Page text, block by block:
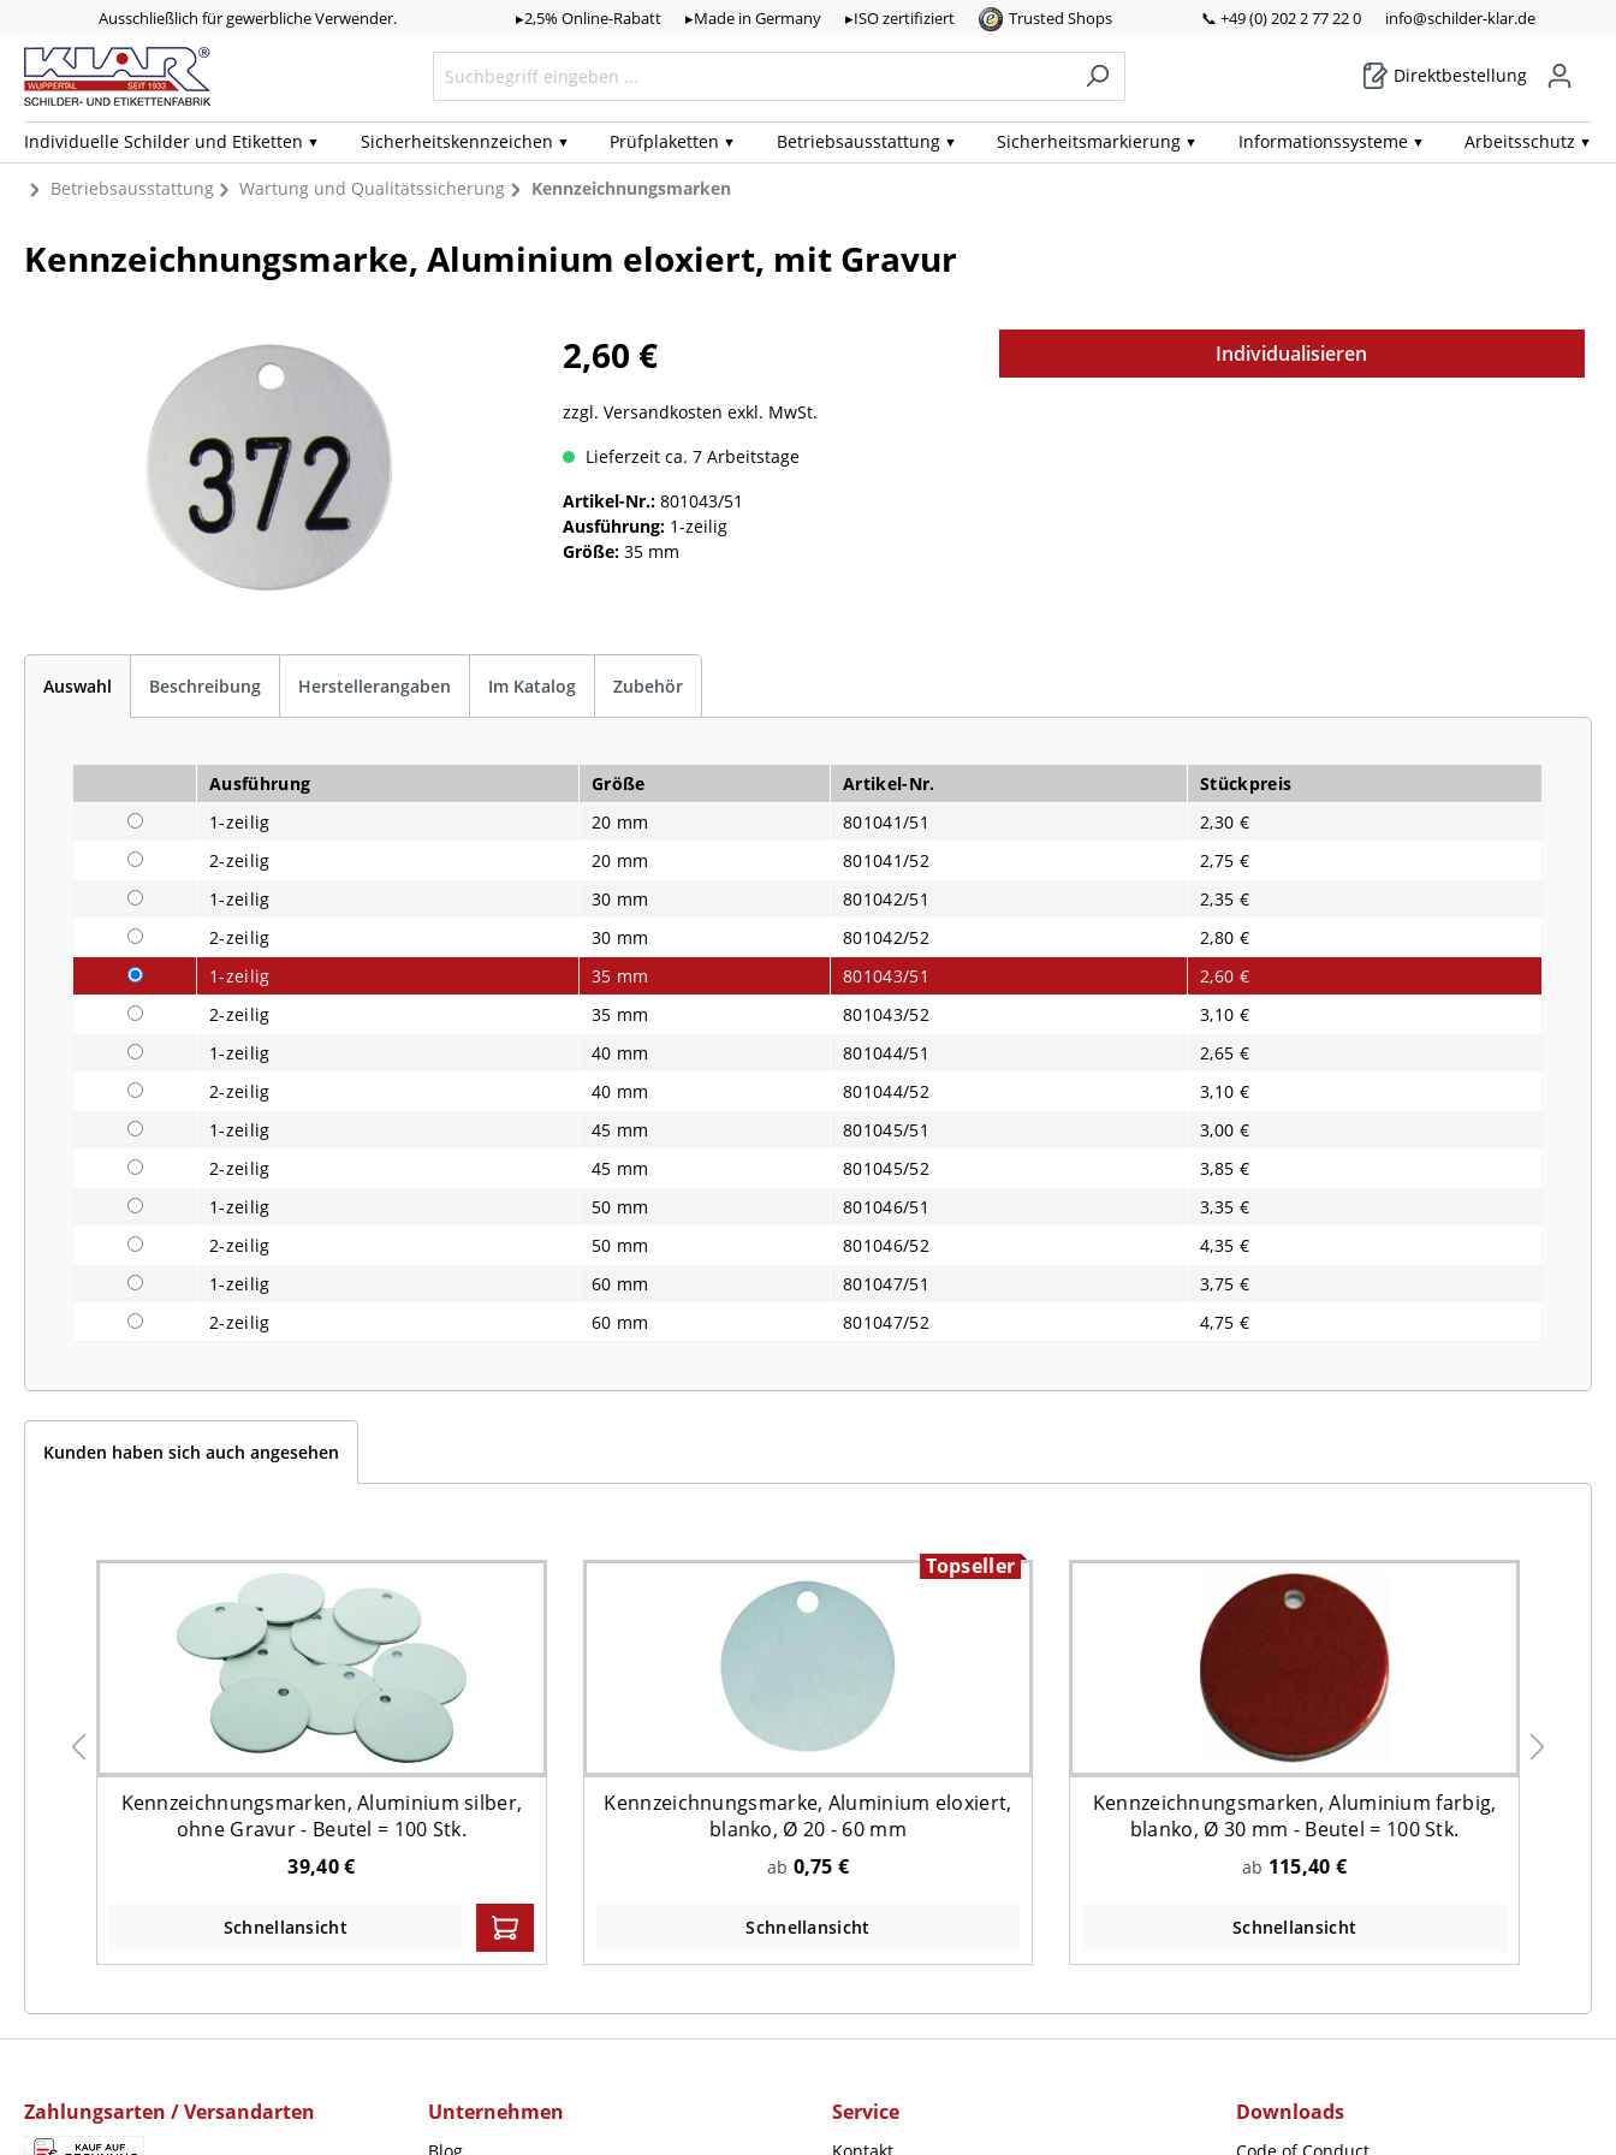
Ausschließlich für gewerbliche Verwender. ▸2,5% Online-Rabatt ▸Made in Germany ▸ISO zertifiziert Trusted Shops 📞 +49 (0) 202 2 77 22 0 info@schilder-klar.de
Direktbestellung
Individuelle Schilder und Etiketten Sicherheits­kennzeichen Prüf­plaketten Betriebs­ausstattung Sicherheits­markierung Informations­systeme Arbeits­schutz
Betriebsausstattung Wartung und Qualitätssicherung Kennzeichnungsmarken
Kennzeichnungsmarke, Aluminium eloxiert, mit Gravur
2,60 €
zzgl. Versandkosten exkl. MwSt.
Individualisieren
Lieferzeit ca. 7 Arbeitstage
Artikel-Nr.: 801043/51
Ausführung: 1-zeilig
Größe: 35 mm
Auswahl Beschreibung Herstellerangaben Im Katalog Zubehör
Ausführung Größe Artikel-Nr.
Stückpreis
1-zeilig
20 mm 801041/51
2,30 €
2-zeilig
20 mm 801041/52
2,75 €
1-zeilig
30 mm 801042/51
2,35 €
2-zeilig
30 mm 801042/52
2,80 €
1-zeilig
35 mm 801043/51
2,60 €
2-zeilig
35 mm 801043/52
3,10 €
1-zeilig
40 mm 801044/51
2,65 €
2-zeilig
40 mm 801044/52
3,10 €
1-zeilig
45 mm 801045/51
3,00 €
2-zeilig
45 mm 801045/52
3,85 €
1-zeilig
50 mm 801046/51
3,35 €
2-zeilig
50 mm 801046/52
4,35 €
1-zeilig
60 mm 801047/51
3,75 €
2-zeilig
60 mm 801047/52 4,75 €
Kunden haben sich auch angesehen
Kennzeichnungsmarken, Aluminium silber,
ohne Gravur - Beutel = 100 Stk.
39,40 €
Schnellansicht
Topseller
Kennzeichnungsmarke, Aluminium eloxiert,
blanko, Ø 20 - 60 mm
ab 0,75 €
Schnellansicht
Kennzeichnungsmarken, Aluminium farbig,
blanko, Ø 30 mm - Beutel = 100 Stk.
ab 115,40 €
Schnellansicht
Zahlungsarten / Versandarten Unternehmen Service Downloads